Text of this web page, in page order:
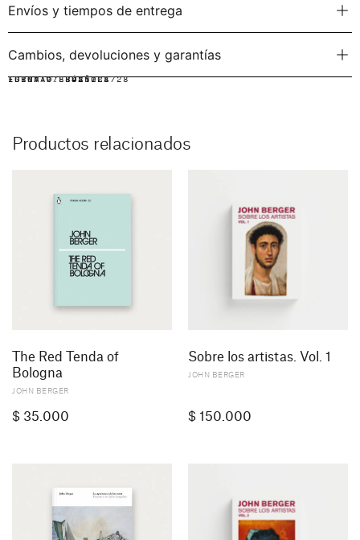
Envíos y tiempos de entrega
Cambios, devoluciones y garantías
IDIOMA:ESPAÑOL
FORMATO:RÚSTICA
ISBN: 9788425228728
Productos relacionados
The Red Tenda of
Bologna
JOHN BERGER
$ 35.000
Sobre los artistas. Vol. 1
JOHN BERGER
$ 150.000